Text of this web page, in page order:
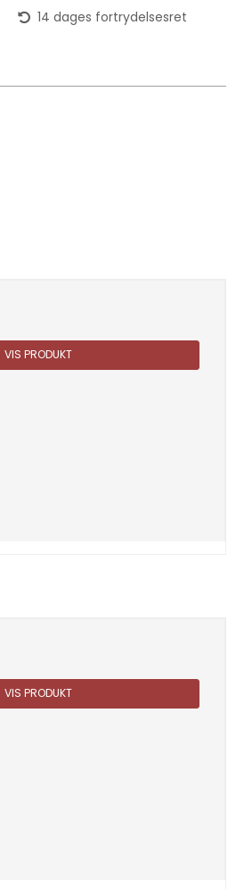
14 dages fortrydelsesret
VIS PRODUKT
VIS PRODUKT